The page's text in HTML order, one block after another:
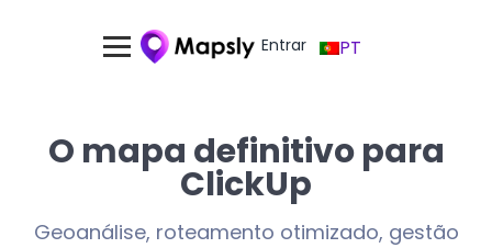
Entrar PT
O mapa definitivo para
ClickUp
Geoanálise, roteamento otimizado, gestão